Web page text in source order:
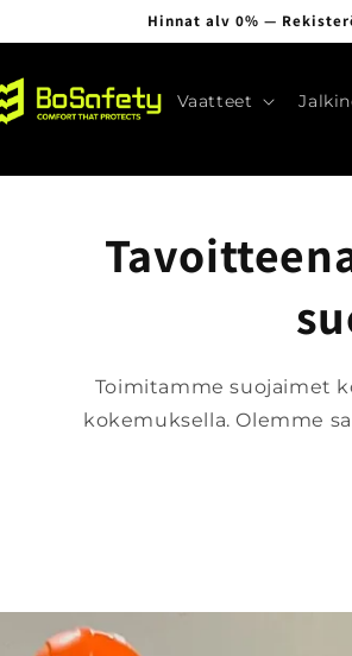
Hinnat alv 0% —
Vaatteet
Toimitamme suojaimet
kokemuksella. Olemme